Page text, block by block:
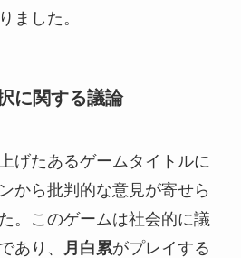
ました。
に関する議論
げたあるゲームタイトルに
から批判的な意見が寄せら
。このゲームは社会的に議
あり、
月白累がプレイする